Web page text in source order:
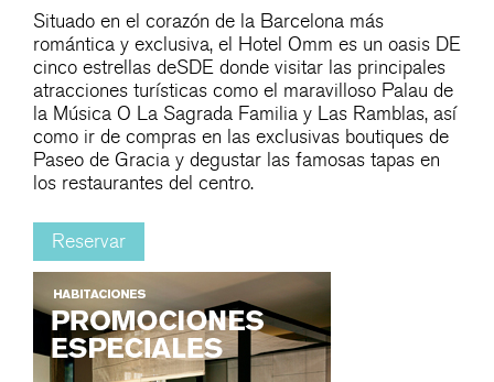
Situado en el corazón de la Barcelona más
romántica y exclusiva, el Hotel Omm es un oasis DE
cinco estrellas deSDE donde visitar las principales
atracciones turísticas como el maravilloso Palau de
la Música O La Sagrada Familia y Las Ramblas, así
como ir de compras en las exclusivas boutiques de
Paseo de Gracia y degustar las famosas tapas en
los restaurantes del centro.
Reservar